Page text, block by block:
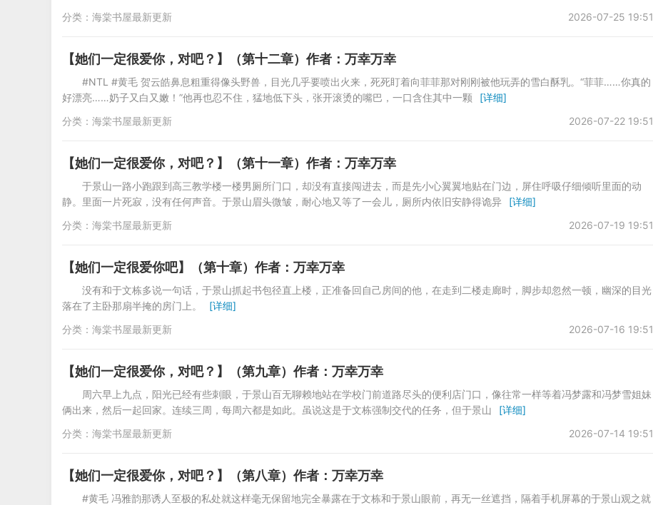
2026-07-25 19:51
分类： 海棠书屋最新更新
【她们一定很爱你，对吧？】（第十二章）作者：万幸万幸
#NTL #黄毛 贺云皓鼻息粗重得像头野兽，目光几乎要喷出火来，死死盯着向菲菲那对刚刚被他玩弄的雪白酥乳。“菲菲……你真的
好漂亮……奶子又白又嫩！”他再也忍不住，猛地低下头，张开滚烫的嘴巴，一口含住其中一颗
[详细]
2026-07-22 19:51
分类： 海棠书屋最新更新
【她们一定很爱你，对吧？】（第十一章）作者：万幸万幸
于景山一路小跑跟到高三教学楼一楼男厕所门口，却没有直接闯进去，而是先小心翼翼地贴在门边，屏住呼吸仔细倾听里面的动
静。里面一片死寂，没有任何声音。于景山眉头微皱，耐心地又等了一会儿，厕所内依旧安静得诡异
[详细]
2026-07-19 19:51
分类： 海棠书屋最新更新
【她们一定很爱你吧】（第十章）作者：万幸万幸
没有和于文栋多说一句话，于景山抓起书包径直上楼，正准备回自己房间的他，在走到二楼走廊时，脚步却忽然一顿，幽深的目光
落在了主卧那扇半掩的房门上。
[详细]
2026-07-16 19:51
分类： 海棠书屋最新更新
【她们一定很爱你，对吧？】（第九章）作者：万幸万幸
周六早上九点，阳光已经有些刺眼，于景山百无聊赖地站在学校门前道路尽头的便利店门口，像往常一样等着冯梦露和冯梦雪姐妹
俩出来，然后一起回家。连续三周，每周六都是如此。虽说这是于文栋强制交代的任务，但于景山
[详细]
2026-07-14 19:51
分类： 海棠书屋最新更新
【她们一定很爱你，对吧？】（第八章）作者：万幸万幸
#黄毛 冯雅韵那诱人至极的私处就这样毫无保留地完全暴露在于文栋和于景山眼前，再无一丝遮挡，隔着手机屏幕的于景山观之就